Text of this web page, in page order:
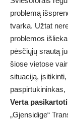
problemą
tvarka. Užtat
problemos
pėsčiųjų srautą
šiose vietose
situaciją,
Verta pasikartoti
„Gjensidige“